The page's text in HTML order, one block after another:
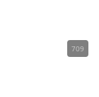
709